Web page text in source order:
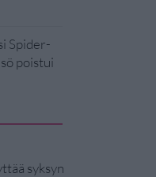
Spider-
poistui
syksyn